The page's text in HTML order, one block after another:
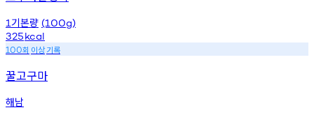
1 기본량 (100g)
325kcal
100회 이상기록
꿀고구마
해남